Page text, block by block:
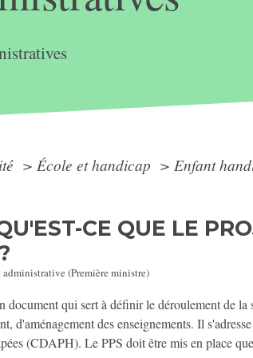
> École et handicap > Enfant
CE QUE LE
(Première ministre)
qui sert à définir le déroulement de
d'aménagement des enseignements. Il
(CDAPH). Le PPS doit être mis en place